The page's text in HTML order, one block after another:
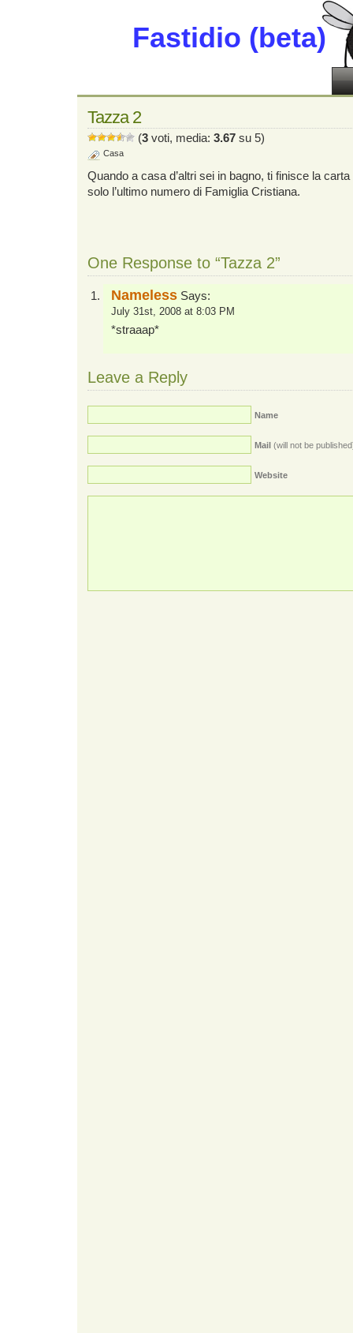
Fastidio (beta)
Tazza 2
(3 voti, media: 3.67 su 5)
Casa
Quando a casa d’altri sei in bagno, ti finisce la
solo l’ultimo numero di Famiglia Cristiana.
One Response to “Tazza 2”
Nameless Says:
July 31st, 2008 at 8:03 PM
*straaap*
Leave a Reply
Name
Mail (will not be
Website